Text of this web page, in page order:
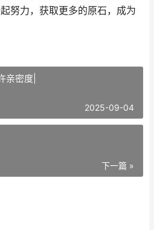
努力，获取更多的原石，成为
亲密度|
2025-09-04
下一篇 »